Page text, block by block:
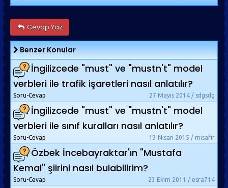
Cevap Yaz
Benzer Konular
İngilizcede "must" ve "mustn't" model
verbleri ile trafik işaretleri nasıl anlatılır?
27 Mayıs 2014 / sdgsdg
Soru-Cevap
İngilizcede "must" ve "mustn't" model
verbleri ile sınıf kuralları nasıl anlatılır?
13 Nisan 2015 / misafir
Soru-Cevap
Özbek İncebayraktar'ın "Mustafa
Kemal" şiirini nasıl bulabilirim?
23 Ekim 2011 / esra714
Soru-Cevap